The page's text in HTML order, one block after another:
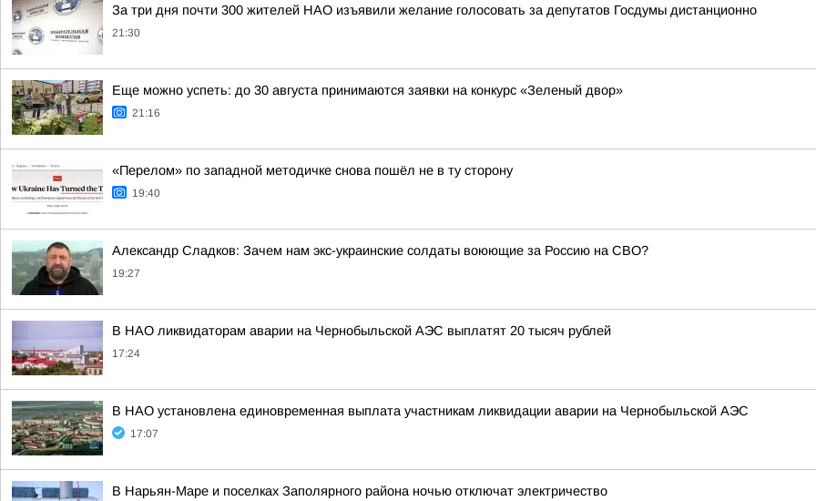
За три дня почти 300 жителей НАО изъявили желание голосовать за депутатов Госдумы дистанционно
21:30
Еще можно успеть: до 30 августа принимаются заявки на конкурс «Зеленый двор»
21:16
«Перелом» по западной методичке снова пошёл не в ту сторону
19:40
Александр Сладков: Зачем нам экс-украинские солдаты воюющие за Россию на СВО?
19:27
В НАО ликвидаторам аварии на Чернобыльской АЭС выплатят 20 тысяч рублей
17:24
В НАО установлена единовременная выплата участникам ликвидации аварии на Чернобыльской АЭС
17:07
В Нарьян-Маре и поселках Заполярного района ночью отключат электричество